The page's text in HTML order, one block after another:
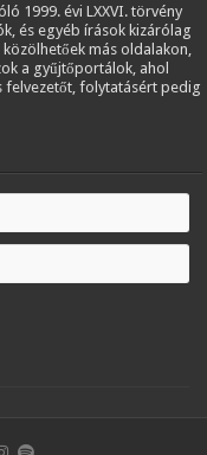
1999. évi LXXVI. törvény
és egyéb írások kizárólag
más oldalakon,
a gyűjtőportálok, ahol
felvezetőt, folytatásért pedig